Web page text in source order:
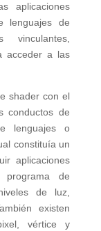
aplicaciones
lenguajes de
vinculantes,
acceder a las
shader con el
conductos de
lenguajes o
constituía un
aplicaciones
de
de luz,
existen
vértice y